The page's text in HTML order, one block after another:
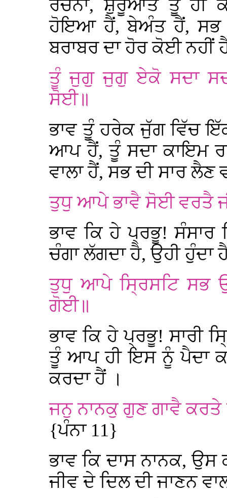
ਰਚਨਾ, ਸ਼ੁਰੂਆਤ ਤੂੰ ਹੀ
ਹੋਇਆ ਹੈਂ, ਬੇਅੰਤ ਹੈਂ, ਸਭ
ਬਰਾਬਰ ਦਾ ਹੋਰ ਕੋਈ ਨਹੀਂ
ਤੂੰ ਜੁਗੁ ਜੁਗੁ ਏਕੋ ਸਦਾ
ਸੋਈ॥
ਭਾਵ ਤੂੰ ਹਰੇਕ ਜੁੱਗ ਵਿੱਚ
ਆਪ ਹੈਂ, ਤੂੰ ਸਦਾ ਕਾਇਮ
ਵਾਲਾ ਹੈਂ, ਸਭ ਦੀ ਸਾਰ ਲੈਣ
ਤੁਧੁ ਆਪੇ ਭਾਵੈ ਸੋਈ ਵਰਤੈ
ਭਾਵ ਕਿ ਹੇ ਪ੍ਰਭੂ!
ਚੰਗਾ ਲੱਗਦਾ ਹੈ, ਉਹੀ
ਤੁਧੁ ਆਪੇ ਸ੍ਰਿਸਟਿ ਸਭ
ਗੋਈ॥
ਭਾਵ ਕਿ ਹੇ ਪ੍ਰਭੂ! ਸਾਰੀ
ਤੂੰ ਆਪ ਹੀ ਇਸ ਨੂੰ ਪੈਦਾ
ਕਰਦਾ ਹੈਂ ।
ਜਨੁ ਨਾਨਕੁ ਗੁਣ ਗਾਵੈ
{ਪੰਨਾ 11}
ਭਾਵ ਕਿ ਦਾਸ ਨਾਨਕ,
ਜੀਵ ਦੇ ਦਿਲ ਦੀ ਜਾਣਨ